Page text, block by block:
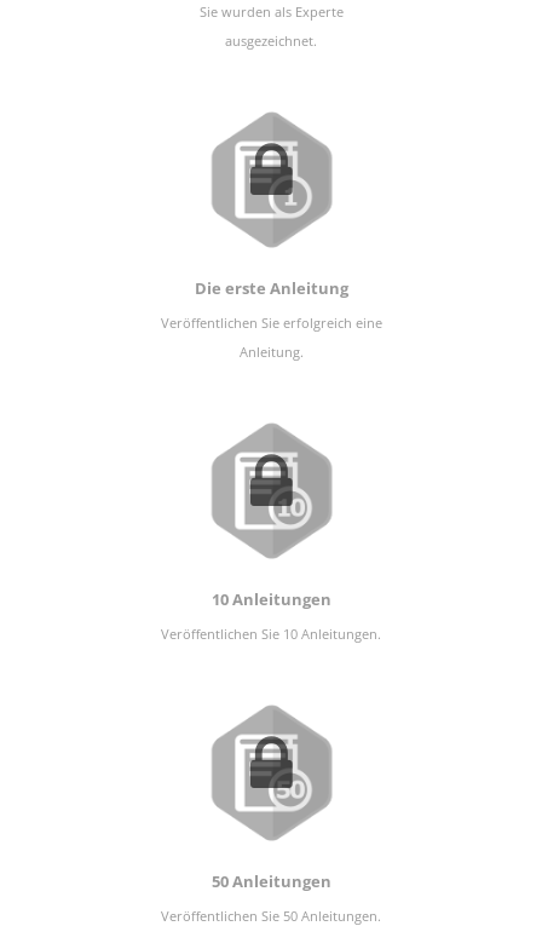
Sie wurden als Experte
ausgezeichnet.
Die erste Anleitung
Veröffentlichen Sie erfolgreich eine
Anleitung.
10 Anleitungen
Veröffentlichen Sie 10 Anleitungen.
50 Anleitungen
Veröffentlichen Sie 50 Anleitungen.